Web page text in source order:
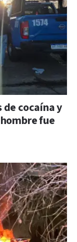
cocaína y
fue